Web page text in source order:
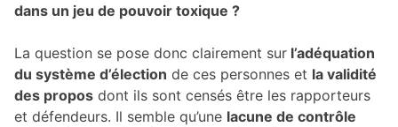
dans un jeu de pouvoir toxique ?
La question se pose donc clairement sur l’adéquation
du système d’élection de ces personnes et la validité
des propos dont ils sont censés être les rapporteurs
et défendeurs. Il semble qu’une lacune de contrôle